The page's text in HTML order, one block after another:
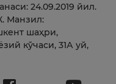
24.09.2019 йил.
Манзил:
шаҳри,
кўчаси, 31А уй,